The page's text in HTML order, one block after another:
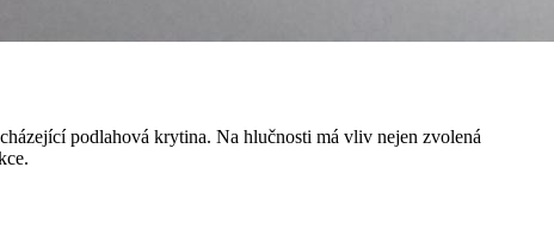
podlahová krytina. Na hlučnosti má vliv nejen zvolená